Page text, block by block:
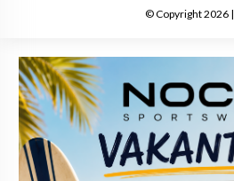
© Copyright 2026 |